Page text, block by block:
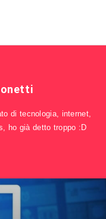
di tecnologia, internet,
ho già detto troppo :D